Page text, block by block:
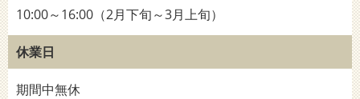
10:00～16:00（2月下旬～3月上旬）
休業日
期間中無休